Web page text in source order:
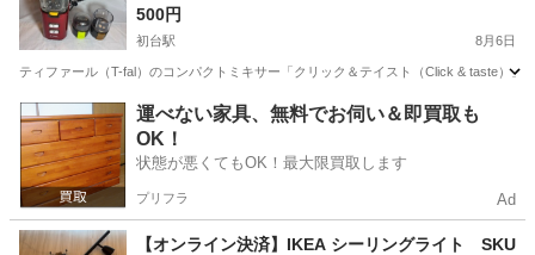
500円
初台駅 8月6日
ティファール（T-fal）のコンパクトミキサー「クリック＆テイスト（Click & taste）
東京 渋谷区 初台駅 キッチン家電
運べない家具、無料でお伺い＆即買取も
OK！
状態が悪くてもOK！最大限買取します
プリフラ Ad
【オンライン決済】IKEA シーリングライト SKU